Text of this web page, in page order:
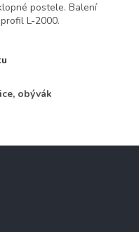
postele. Balení
L-2000.
obývák